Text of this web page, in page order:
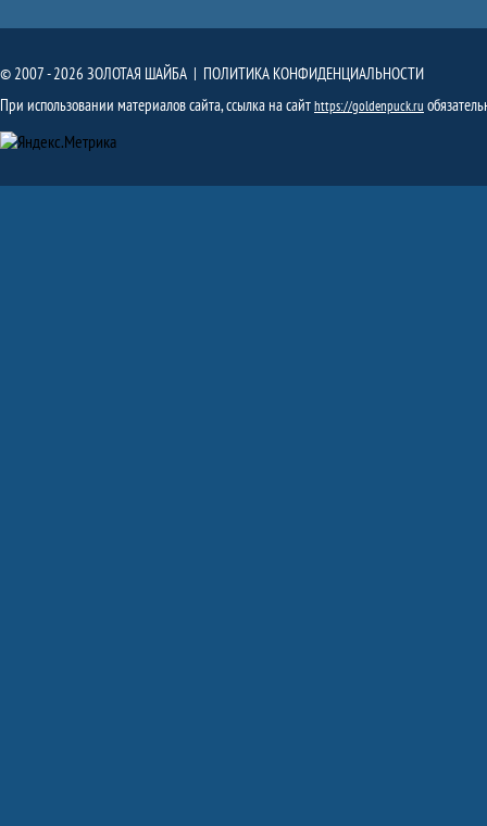
© 2007 - 2026 ЗОЛОТАЯ ШАЙБА | ПОЛИТИКА КОНФИДЕНЦИАЛЬНОСТИ
При использовании материалов сайта, ссылка на сайтhttps://goldenpuck.ru